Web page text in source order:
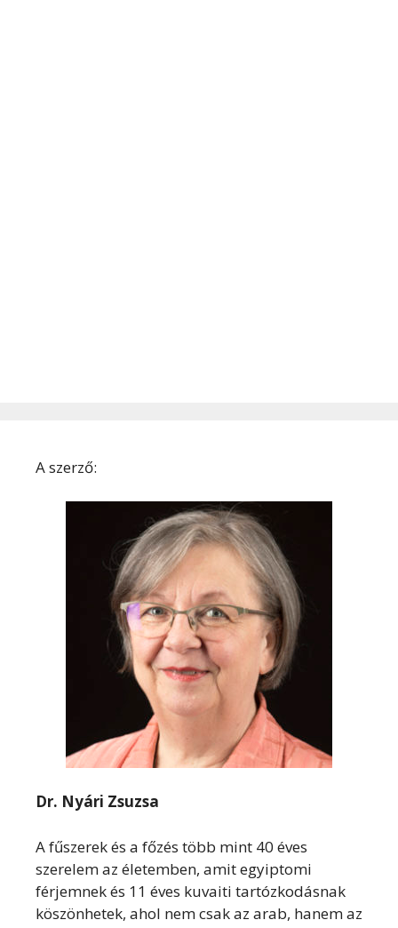
A szerző:
Dr. Nyári Zsuzsa
A fűszerek és a főzés több mint 40 éves
szerelem az életemben, amit egyiptomi
férjemnek és 11 éves kuvaiti tartózkodásnak
köszönhetek, ahol nem csak az arab, hanem az